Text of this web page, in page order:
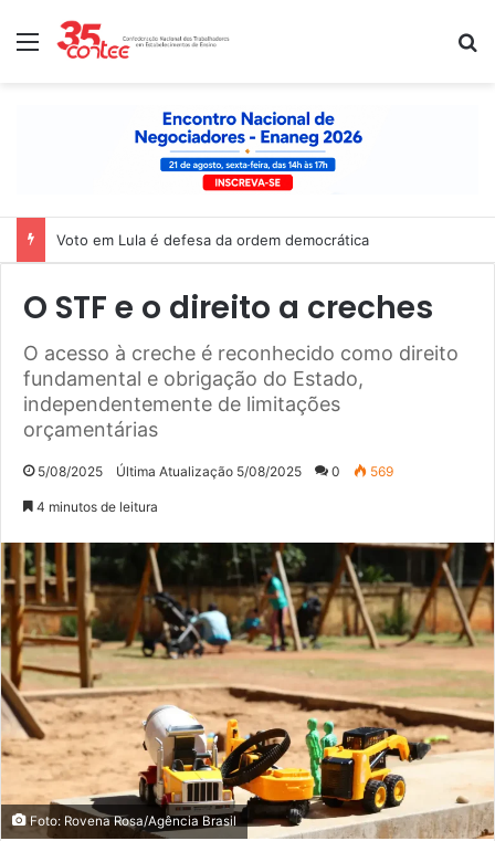
Menu
Nota de solidariedade ao povo venezuelano
O STF e o direito a creches
O acesso à creche é reconhecido como direito
fundamental e obrigação do Estado,
independentemente de limitações
orçamentárias
5/08/2025 Última Atualização 5/08/2025 0 569
4 minutos de leitura
Foto: Rovena Rosa/Agência Brasil